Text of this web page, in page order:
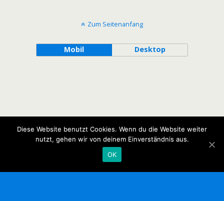
Zum Seitenanfang
Mobil Desktop
Diese Website benutzt Cookies. Wenn du die Website weiter
nutzt, gehen wir von deinem Einverständnis aus.
OK